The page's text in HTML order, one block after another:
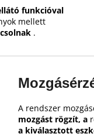
funkcióval
mellett
.
A rendszer
mozgást rögzít, a
a kiválasztott